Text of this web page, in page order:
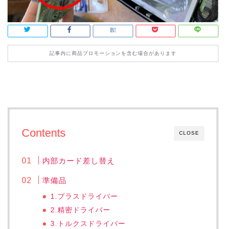
記事内に商品プロモーションを含む場合があります
CLOSE
Contents
内部カード差し替え
準備品
1.プラスドライバー
2.精密ドライバー
3.トルクスドライバー